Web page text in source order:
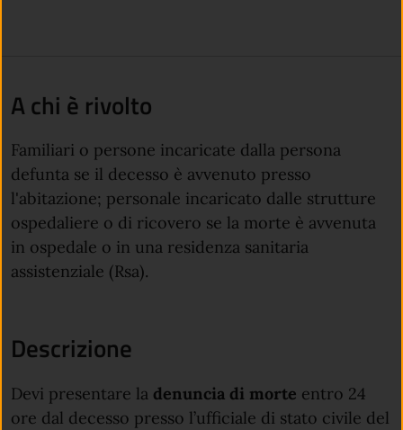
A chi è rivolto
Familiari o persone incaricate dalla persona
defunta se il decesso è avvenuto presso
l'abitazione; personale incaricato dalle strutture
ospedaliere o di ricovero se la morte è avvenuta
in ospedale o in una residenza sanitaria
assistenziale (Rsa).
Descrizione
Devi presentare la denuncia di morte entro 24
ore dal decesso presso l’ufficiale di stato civile del